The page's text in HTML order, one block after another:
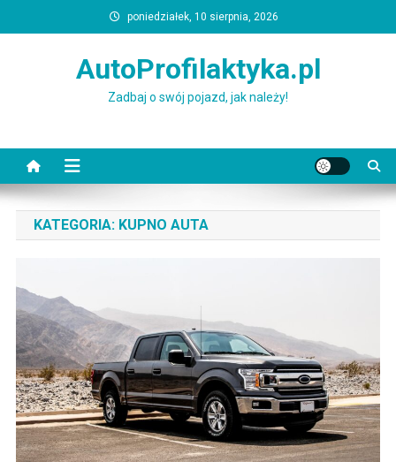
to
poniedziałek, 10 sierpnia, 2026
AutoProfilaktyka.pl
Zadbaj o swój pojazd, jak należy!
KATEGORIA: KUPNO AUTA